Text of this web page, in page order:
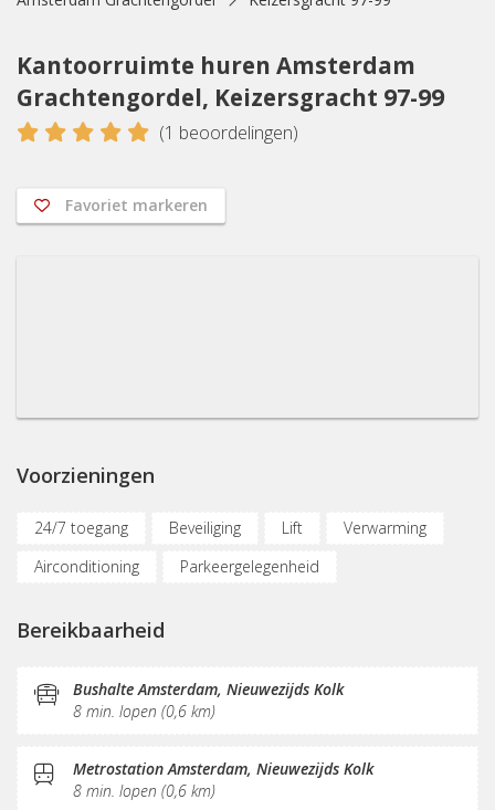
Kantoorruimte huren Amsterdam
Grachtengordel, Keizersgracht 97-99
5 (1 beoordelingen)
Favoriet markeren
Voorzieningen
24/7 toegang Beveiliging Lift
Verwarming
Airconditioning
Parkeergelegenheid
Vergaderplekken
Glasvezel
Printservice
KVK-inschrijving
Koffie/thee
Pantry
Postverwerking
Bereikbaarheid
Bushalte Amsterdam, Nieuwezijds Kolk
8 min. lopen (0,6 km)
Metrostation Amsterdam, Nieuwezijds Kolk
8 min. lopen (0,6 km)